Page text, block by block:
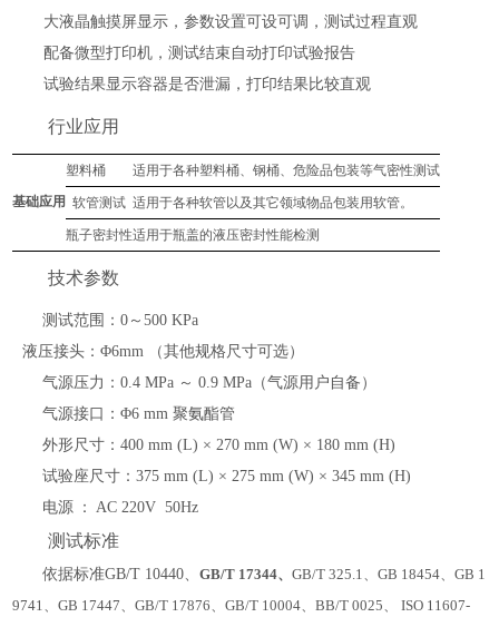
大液晶触摸屏显示，参数设置可设可调，测试过程直观
配备微型打印机，测试结束自动打印试验报告
试验结果显示容器是否泄漏，打印结果比较直观
行业应用
塑料桶 适用于各种塑料桶、钢桶、危险品包装等气密性测试
基础应用 软管测试 适用于各种软管以及其它领域物品包装用软管。
瓶子密封性适用于瓶盖的液压密封性能检测
技术参数
测试范围：0～500 KPa
液压接头：Φ6mm （其他规格尺寸可选）
气源压力：0.4 MPa ～ 0.9 MPa（气源用户自备）
气源接口：Φ6 mm 聚氨酯管
外形尺寸：400 mm (L) × 270 mm (W) × 180 mm (H)
试验座尺寸：375 mm (L) × 275 mm (W) × 345 mm (H)
电源 ： AC 220V 50Hz
测试标准
依据标准GB/T 10440、GB/T 17344、GB/T 325.1、GB 18454、GB 1
9741、GB 17447、GB/T 17876、GB/T 10004、BB/T 0025、 ISO 11607-